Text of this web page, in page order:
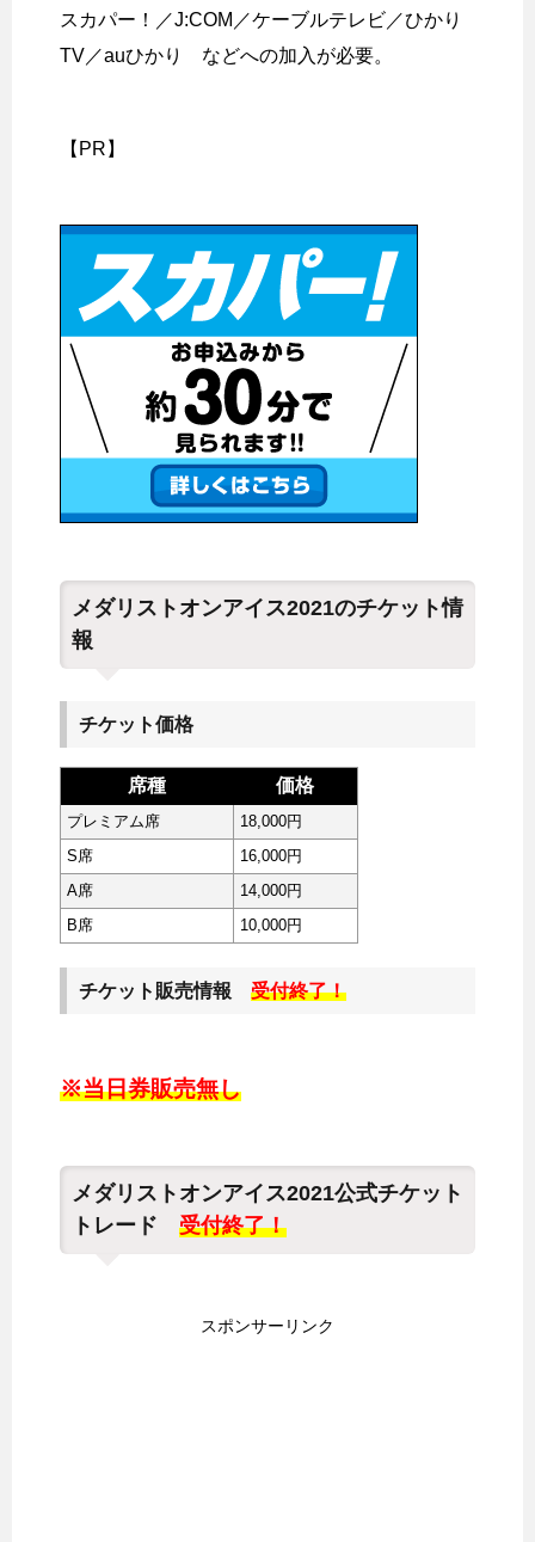
スカパー！／J:COM／ケーブルテレビ／ひかり
TV／auひかり などへの加入が必要。
【PR】
メダリストオンアイス2021のチケット情
報
チケット価格
席種 価格
プレミアム席
18,000円
S席
16,000円
A席
14,000円
B席
10,000円
チケット販売情報 受付終了！
※当日券販売無し
メダリストオンアイス2021公式チケット
トレード 受付終了！
スポンサーリンク